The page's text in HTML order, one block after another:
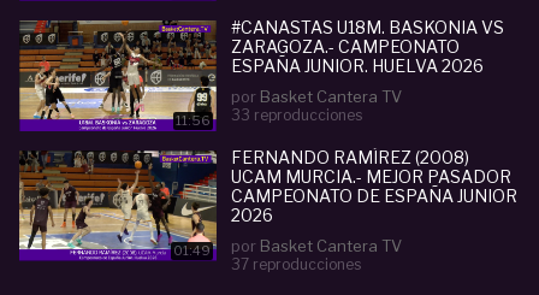
11:56
#CANASTAS U18M. BASKONIA VS
ZARAGOZA.- CAMPEONATO
ESPAÑA JUNIOR. HUELVA 2026
por Basket Cantera TV
33 reproducciones
01:49
FERNANDO RAMÍREZ (2008)
UCAM MURCIA.- MEJOR PASADOR
CAMPEONATO DE ESPAÑA JUNIOR
2026
por Basket Cantera TV
37 reproducciones